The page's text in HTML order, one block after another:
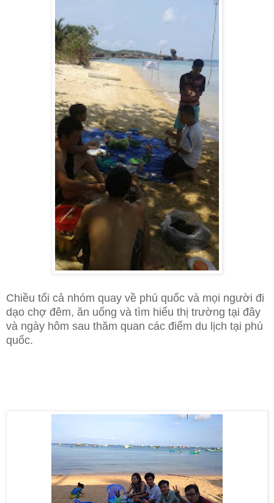
Chiều tối cả nhóm quay về phú quốc và mọi người đi
dạo chợ đêm, ăn uống và tìm hiểu thị trường tại đây
và ngày hôm sau thăm quan các điểm du lịch tại phú
quốc.